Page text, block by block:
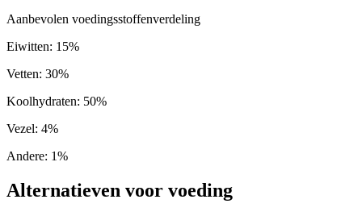
Aanbevolen voedingsstoffenverdeling
Eiwitten: 15%
Vetten: 30%
Koolhydraten: 50%
Vezel: 4%
Andere: 1%
Alternatieven voor voeding